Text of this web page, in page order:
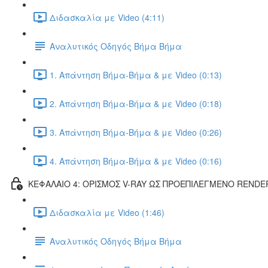
Διδασκαλία με Video (4:11)
Αναλυτικός Οδηγός Βήμα Βήμα
1. Απάντηση Βήμα-Βήμα & με Video (0:13)
2. Απάντηση Βήμα-Βήμα & με Video (0:18)
3. Απάντηση Βήμα-Βήμα & με Video (0:26)
4. Απάντηση Βήμα-Βήμα & με Video (0:16)
ΚΕΦΑΛΑΙΟ 4: ΟΡΙΣΜΟΣ V-RAY ΩΣ ΠΡΟΕΠΙΛΕΓΜΕΝΟ
Διδασκαλία με Video (1:46)
Αναλυτικός Οδηγός Βήμα Βήμα